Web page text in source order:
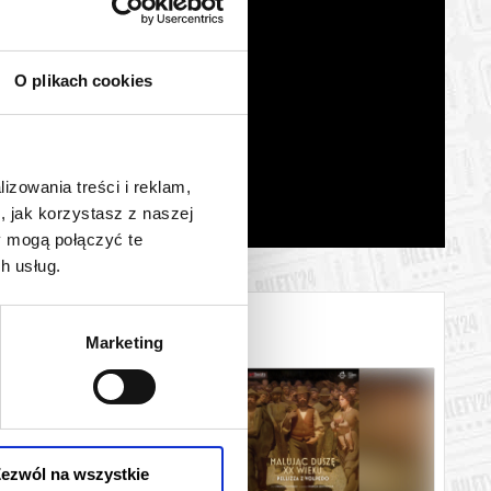
O plikach cookies
treści i reklam,
jak korzystasz z naszej
połączyć te
usług.
Marketing
na wszystkie